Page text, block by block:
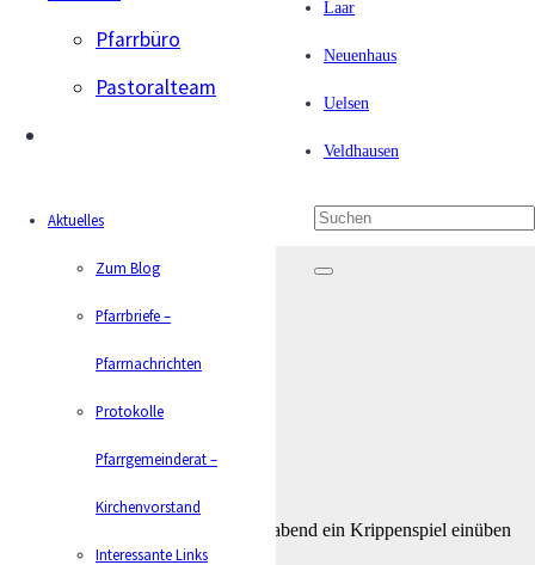
Pfarrbüro
Pastoralteam
Aktuelles
Zum Blog
Pfarrbriefe –
Pfarrnachrichten
Protokolle
Pfarrgemeinderat –
Kirchenvorstand
Interessante Links
Laar
Neuenhaus
Uelsen
Veldhausen
Emlichheim
Krippenspiel Emlichheim
Veröffentlicht am
Wir suchen Kinder, die für Heiligabend ein Krippenspiel einüben
möchten.